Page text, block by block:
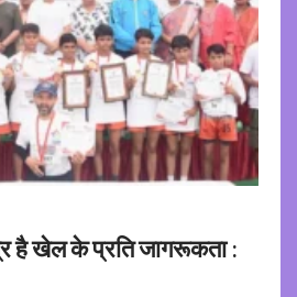
है खेल के प्रति जागरूकता :